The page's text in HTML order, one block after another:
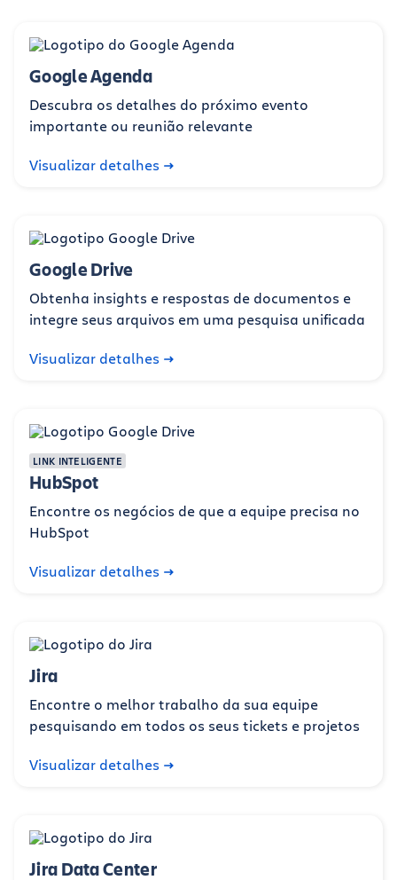
Google Agenda
Descubra os detalhes do próximo evento
importante ou reunião relevante
Visualizar detalhes
Google Drive
Obtenha insights e respostas de documentos e
integre seus arquivos em uma pesquisa unificada
Visualizar detalhes
LINK INTELIGENTE
HubSpot
Encontre os negócios de que a equipe precisa no
HubSpot
Visualizar detalhes
Jira
Encontre o melhor trabalho da sua equipe
pesquisando em todos os seus tickets e projetos
Visualizar detalhes
Jira Data Center